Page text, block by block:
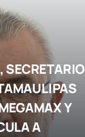
SECRETARIO
Y
A